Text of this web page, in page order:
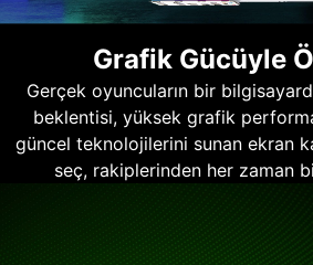
Grafik Gücüyle
Gerçek oyuncuların bir
beklentisi, yüksek grafik
güncel teknolojilerini sunan ekran
seç, rakiplerinden her zaman